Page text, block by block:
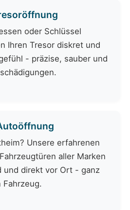
oder Schlüssel
Ihren Tresor diskret und
- präzise, sauber und
Unsere erfahrenen
aller Marken
und direkt vor Ort - ganz
Fahrzeug.